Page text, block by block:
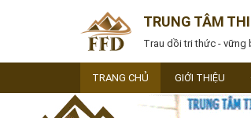
TRUNG TÂM
Trau dồi tri thức -
TRANG CHỦ GIỚI THIỆU